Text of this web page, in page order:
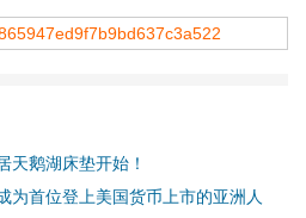
天鹅湖床垫开始！
为首位登上美国货币上市的亚洲人